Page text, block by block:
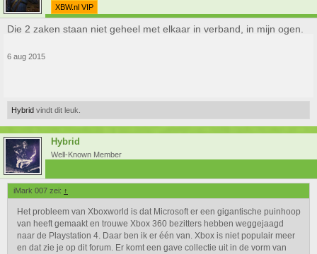
XBW.nl VIP
Die 2 zaken staan niet geheel met elkaar in verband, in mijn ogen.
6 aug 2015
Hybrid vindt dit leuk.
Hybrid
Well-Known Member
iMark 007 zei: ↑
Het probleem van Xboxworld is dat Microsoft er een gigantische puinhoop
van heeft gemaakt en trouwe Xbox 360 bezitters hebben weggejaagd
naar de Playstation 4. Daar ben ik er één van. Xbox is niet populair meer
en dat zie je op dit forum. Er komt een gave collectie uit in de vorm van